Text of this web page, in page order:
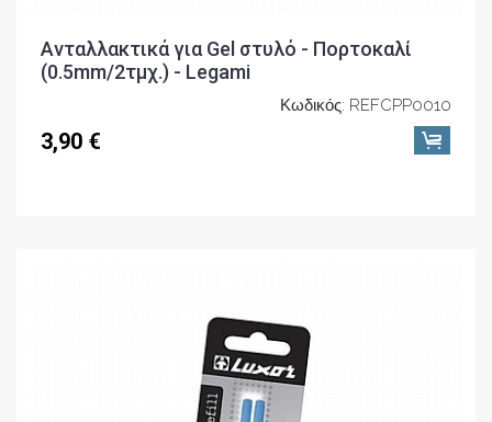
Ανταλλακτικά για Gel στυλό - Πορτοκαλί
(0.5mm/2τμχ.) - Legami
Κωδικός: REFCPP0010
3,90 €